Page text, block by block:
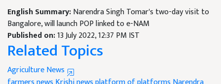
English Summary:Narendra Singh Tomar's two-day visit to
Bangalore, will launch POP linked to e-NAM
Published on:13 July 2022, 12:37 PM IST
Related Topics
Agriculture News